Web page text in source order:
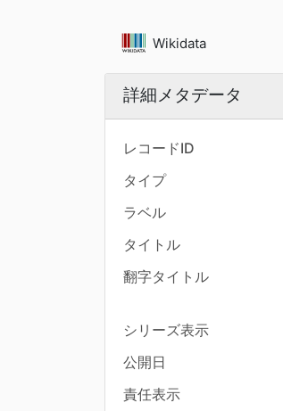
Wikidata
詳細メタデータ
レコードID
タイプ
ラベル
タイトル
翻字タイトル
シリーズ表示
公開日
責任表示